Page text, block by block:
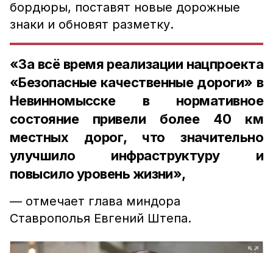
бордюры, поставят новые дорожные
знаки и обновят разметку.
«За всё время реализации нацпроекта
«Безопасные качественные дороги» в
Невинномысске в нормативное
состояние привели более 40 км
местных дорог, что значительно
улучшило инфраструктуру и
повысило уровень жизни»,
— отмечает глава миндора
Ставрополья Евгений Штепа.